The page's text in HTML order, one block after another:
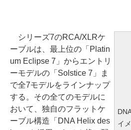
イ
シリーズ7のRCA/XLRケ
ーブルは、最上位の「Platin
um Eclipse 7」からエントリ
ーモデルの「Solstice 7」ま
で全7モデルをラインナップ
する。その全てのモデルに
おいて、独自のフラットケ
ーブル構造「DNA Helix des